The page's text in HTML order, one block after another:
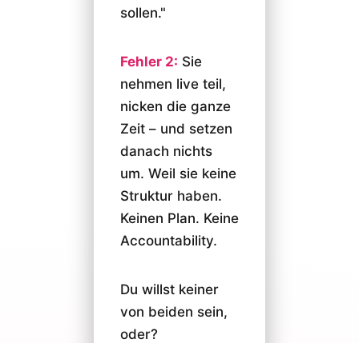
sollen."
Fehler 2: Sie
nehmen live teil,
nicken die ganze
Zeit – und setzen
danach nichts
um. Weil sie keine
Struktur haben.
Keinen Plan. Keine
Accountability.
Du willst keiner
von beiden sein,
oder?